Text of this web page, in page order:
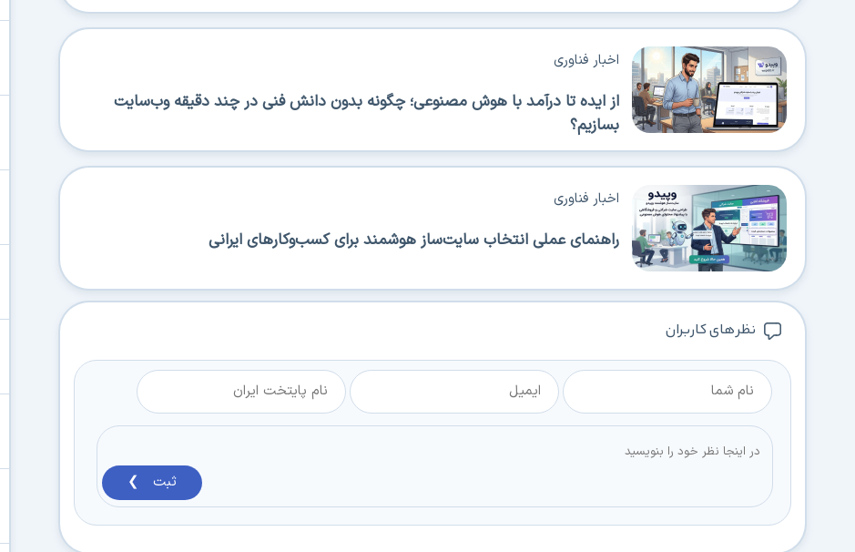
از ایده تا درآمد با هوش مصنوعی؛ چگونه بدون دانش فنی در چند دقیقه وب‌سایت
بسازیم؟
اخبار فناوری
راهنمای عملی انتخاب سایت‌ساز هوشمند برای کسب‌وکارهای ایرانی
اخبار فناوری
نظر های کاربران
ثبت ❯